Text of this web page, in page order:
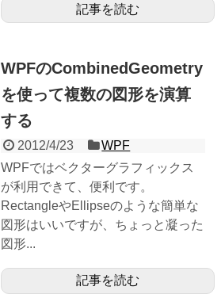
記事を読む
WPFのCombinedGeometry
を使って複数の図形を演算
する
2012/4/23
WPF
WPFではベクターグラフィックス
が利用できて、便利です。
RectangleやEllipseのような簡単な
図形はいいですが、ちょっと凝った
図形...
記事を読む